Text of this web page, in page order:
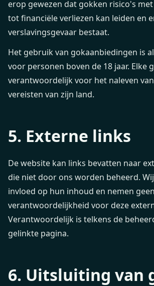
erop gewezen dat gokken risico's
tot financiële verliezen kan leiden en
verslavingsgevaar bestaat.
Het gebruik van gokaanbiedingen is
voor personen boven de 18 jaar. Elke
verantwoordelijk voor het naleven
vereisten van zijn land.
5. Externe links
De website kan links bevatten naar
die niet door ons worden beheerd.
invloed op hun inhoud en nemen geen
verantwoordelijkheid voor deze
Verantwoordelijk is telkens de
gelinkte pagina.
6. Uitsluiting van